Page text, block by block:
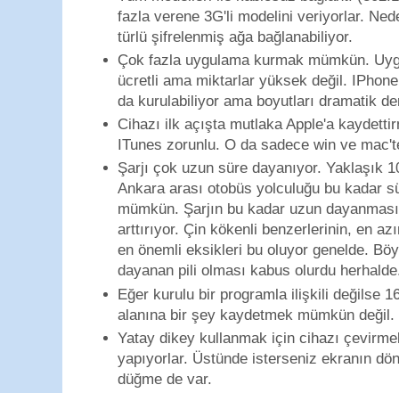
fazla verene 3G'li modelini veriyorlar.
türlü şifrelenmiş ağa bağlanabiliyor.
Çok fazla uygulama kurmak mümkün.
ücretli ama miktarlar yüksek değil.
da kurulabiliyor ama boyutları dramatik
Cihazı ilk açışta mutlaka Apple'a
ITunes zorunlu. O da sadece win ve
Şarjı çok uzun süre dayanıyor. Yaklaşık
Ankara arası otobüs yolculuğu bu kadar
mümkün. Şarjın bu kadar uzun dayanması
arttırıyor. Çin kökenli benzerlerinin, en
en önemli eksikleri bu oluyor genelde.
dayanan pili olması kabus olurdu
Eğer kurulu bir programla ilişkili değilse
alanına bir şey kaydetmek mümkün değil.
Yatay dikey kullanmak için cihazı
yapıyorlar. Üstünde isterseniz ekranın
düğme de var.